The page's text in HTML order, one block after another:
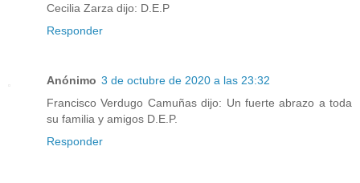
Cecilia Zarza dijo: D.E.P
Responder
Anónimo 3 de octubre de 2020 a las 23:32
Francisco Verdugo Camuñas dijo: Un fuerte abrazo a toda
su familia y amigos D.E.P.
Responder